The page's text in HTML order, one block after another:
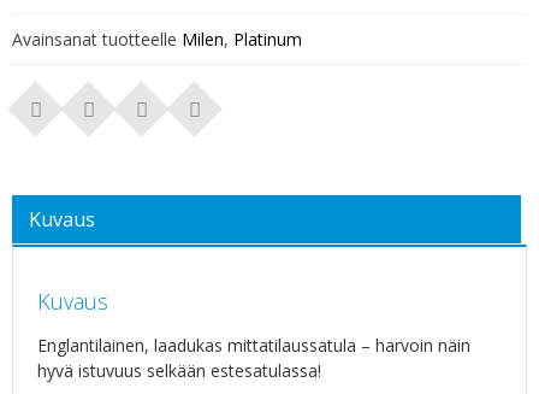
Avainsanat tuotteelle Milen, Platinum
Kuvaus
Kuvaus
Englantilainen, laadukas mittatilaussatula – harvoin näin
hyvä istuvuus selkään estesatulassa!